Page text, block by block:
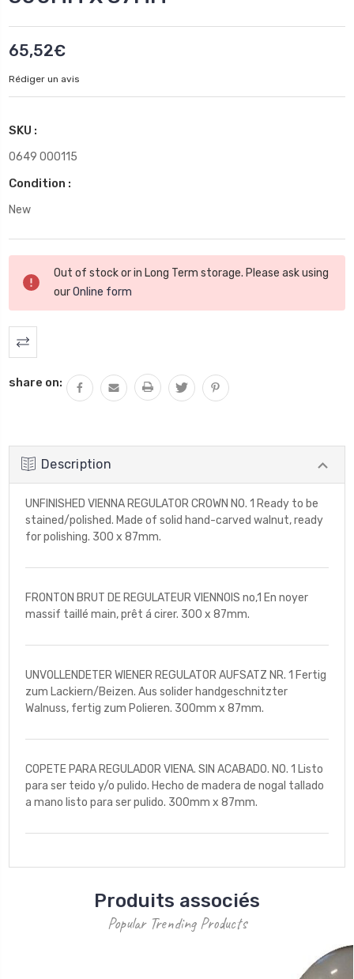
65,52€
Rédiger un avis
SKU :
0649 000115
Condition :
New
actuel
Out of stock or in Long Term storage. Please ask using
ourOnline form
share on:
Description
UNFINISHED VIENNA REGULATOR CROWN NO. 1 Ready to be
stained/polished. Made of solid hand-carved walnut, ready
for polishing. 300 x 87mm.
FRONTON BRUT DE REGULATEUR VIENNOIS no,1 En noyer
massif taillé main, prêt á cirer. 300 x 87mm.
UNVOLLENDETER WIENER REGULATOR AUFSATZ NR. 1 Fertig
zum Lackiern/Beizen. Aus solider handgeschnitzter
Walnuss, fertig zum Polieren. 300mm x 87mm.
COPETE PARA REGULADOR VIENA. SIN ACABADO. NO. 1 Listo
para ser teido y/o pulido. Hecho de madera de nogal tallado
a mano listo para ser pulido. 300mm x 87mm.
Produits associés
Popular Trending Products